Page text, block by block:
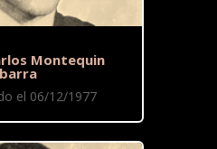
Montequin
el 06/12/1977